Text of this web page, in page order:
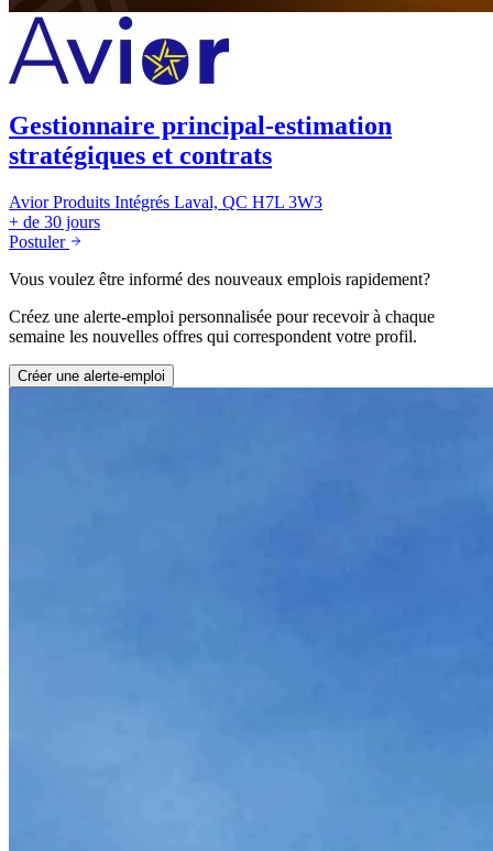
Gestionnaire principal-estimation
stratégiques et contrats
Avior Produits Intégrés Laval, QC H7L 3W3
+ de 30 jours
Postuler
Vous voulez être informé des nouveaux emplois rapidement?
Créez une alerte-emploi personnalisée pour recevoir à chaque
semaine les nouvelles offres qui correspondent votre profil.
Créer une alerte-emploi